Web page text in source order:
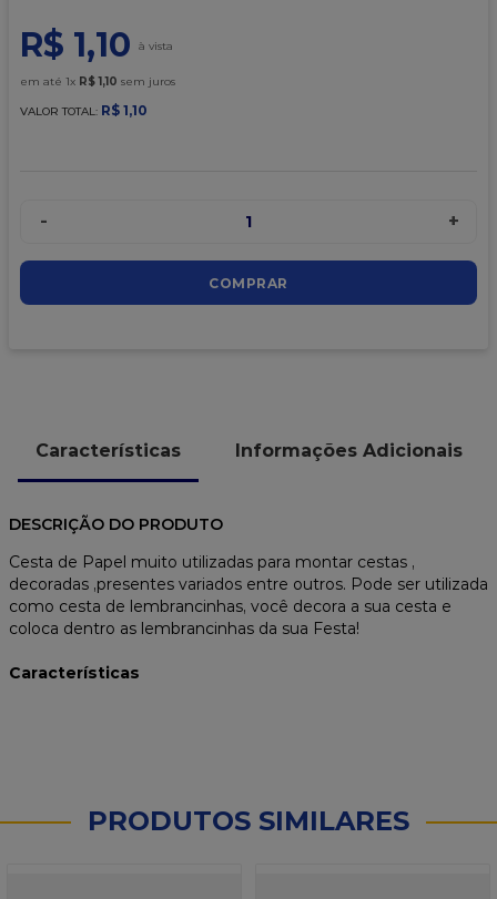
R$ 1,10
em até 1x R$ 1 ,10 sem juros
VALOR TOTAL: R$ 1,10
- 1 +
COMPRAR
Características Informações Adicionais
DESCRIÇÃO DO PRODUTO
Cesta de Papel muito utilizadas para montar cestas ,
decoradas ,presentes variados entre outros. Pode ser utilizada
como cesta de lembrancinhas, você decora a sua cesta e
coloca dentro as lembrancinhas da sua Festa!
Características
PRODUTOS SIMILARES
9º
caixa kraft
10º chocolate